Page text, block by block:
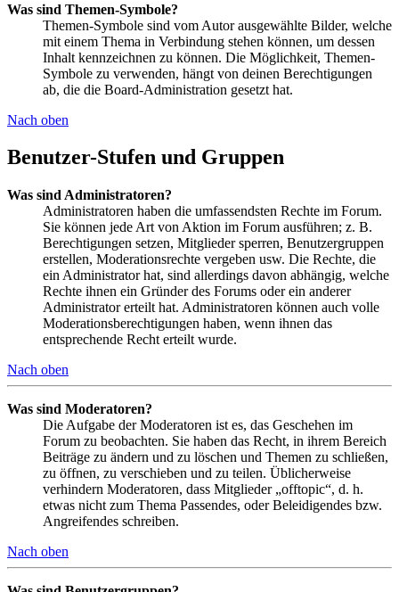
Was sind Themen-Symbole?
Themen-Symbole sind vom Autor ausgewählte Bilder, welche
mit einem Thema in Verbindung stehen können, um dessen
Inhalt kennzeichnen zu können. Die Möglichkeit, Themen-
Symbole zu verwenden, hängt von deinen Berechtigungen
ab, die die Board-Administration gesetzt hat.
Nach oben
Benutzer-Stufen und Gruppen
Was sind Administratoren?
Administratoren haben die umfassendsten Rechte im Forum.
Sie können jede Art von Aktion im Forum ausführen; z. B.
Berechtigungen setzen, Mitglieder sperren, Benutzergruppen
erstellen, Moderationsrechte vergeben usw. Die Rechte, die
ein Administrator hat, sind allerdings davon abhängig, welche
Rechte ihnen ein Gründer des Forums oder ein anderer
Administrator erteilt hat. Administratoren können auch volle
Moderationsberechtigungen haben, wenn ihnen das
entsprechende Recht erteilt wurde.
Nach oben
Was sind Moderatoren?
Die Aufgabe der Moderatoren ist es, das Geschehen im
Forum zu beobachten. Sie haben das Recht, in ihrem Bereich
Beiträge zu ändern und zu löschen und Themen zu schließen,
zu öffnen, zu verschieben und zu teilen. Üblicherweise
verhindern Moderatoren, dass Mitglieder „offtopic“, d. h.
etwas nicht zum Thema Passendes, oder Beleidigendes bzw.
Angreifendes schreiben.
Nach oben